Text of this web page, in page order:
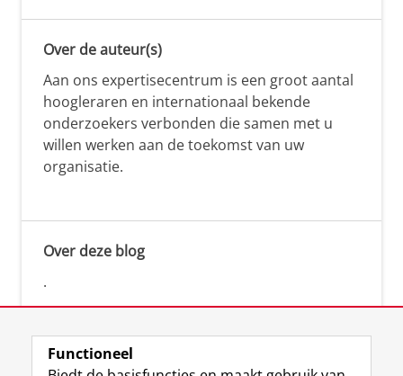
Over de auteur(s)
Aan ons expertisecentrum is een groot aantal
hoogleraren en internationaal bekende
onderzoekers verbonden die samen met u
willen werken aan de toekomst van uw
organisatie.
Over deze blog
.
Functioneel